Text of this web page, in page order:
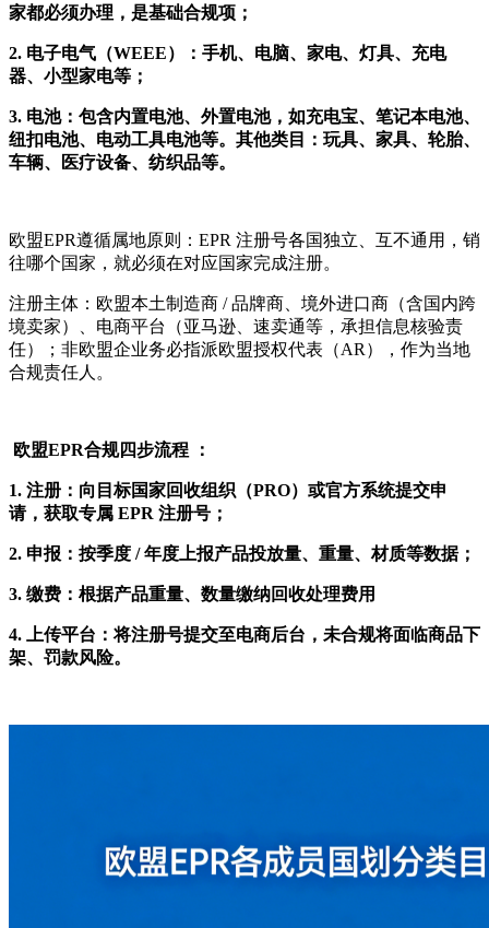
家都必须办理，是基础合规项；
2. 电子电气（WEEE）：手机、电脑、家电、灯具、充电
器、小型家电等；
3. 电池：包含内置电池、外置电池，如充电宝、笔记本电池、
纽扣电池、电动工具电池等。其他类目：玩具、家具、轮胎、
车辆、医疗设备、纺织品等。
欧盟EPR遵循属地原则：EPR 注册号各国独立、互不通用，销
往哪个国家，就必须在对应国家完成注册。
注册主体：欧盟本土制造商 / 品牌商、境外进口商（含国内跨
境卖家）、电商平台（亚马逊、速卖通等，承担信息核验责
任）；非欧盟企业务必指派欧盟授权代表（AR），作为当地
合规责任人。
欧盟EPR合规四步流程 ：
1. 注册：向目标国家回收组织（PRO）或官方系统提交申
请，获取专属 EPR 注册号；
2. 申报：按季度 / 年度上报产品投放量、重量、材质等数据；
3. 缴费：根据产品重量、数量缴纳回收处理费用
4. 上传平台：将注册号提交至电商后台，未合规将面临商品下
架、罚款风险。